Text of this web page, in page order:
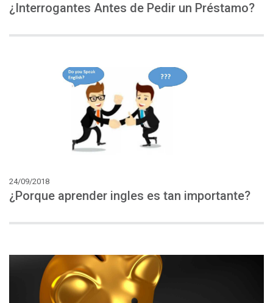
¿Interrogantes Antes de Pedir un Préstamo?
24/09/2018
¿Porque aprender ingles es tan importante?